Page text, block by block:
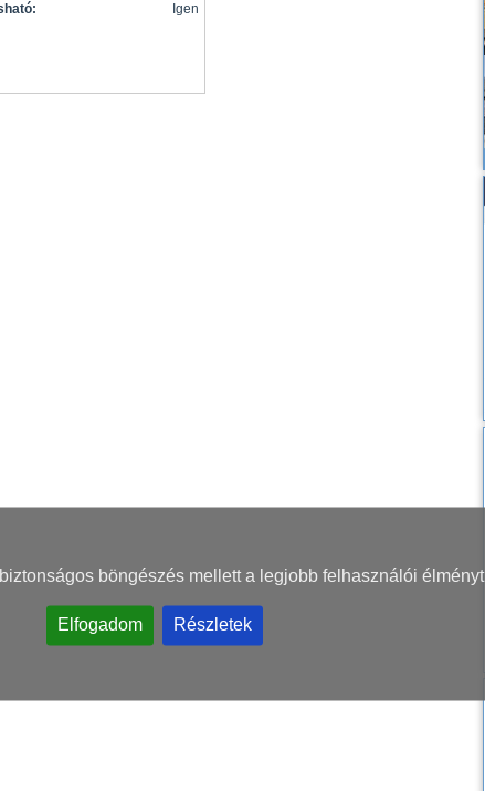
böngészés mellett a legjobb felhasználói
Elfogadom Részletek
Igen